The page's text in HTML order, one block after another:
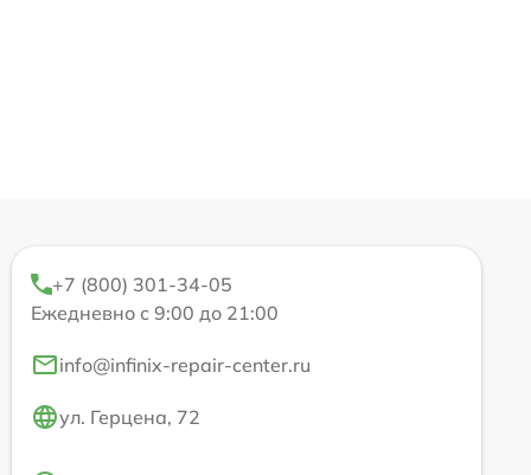
+7 (800) 301-34-05
Ежедневно с 9:00 до 21:00
info@infinix-repair-center.ru
ул. Герцена, 72